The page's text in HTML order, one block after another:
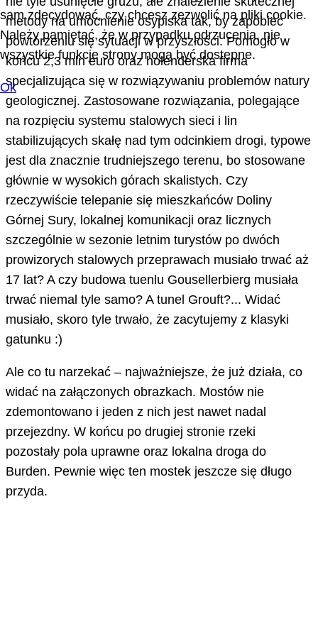
metody na umocnienie osypiska tak, by zapobiec
powtórzeniu się sytuacji w przyszłości. Pomogło w
końcu 2,3 mln euro oraz holenderska firma
specjalizująca się w rozwiązywaniu problemów natury
geologicznej. Zastosowane rozwiązania, polegające
na rozpięciu systemu stalowych sieci i lin
stabilizujących skałę nad tym odcinkiem drogi, typowe
jest dla znacznie trudniejszego terenu, bo stosowane
głównie w wysokich górach skalistych. Czy
rzeczywiście telepanie się mieszkańców Doliny
Górnej Sury, lokalnej komunikacji oraz licznych
szczególnie w sezonie letnim turystów po dwóch
prowizorych stalowych przeprawach musiało trwać aż
17 lat? A czy budowa tuenlu Gousellerbierg musiała
trwać niemal tyle samo? A tunel Grouft?... Widać
musiało, skoro tyle trwało, że zacytujemy z klasyki
gatunku :)
Ale co tu narzekać – najważniejsze, że już działa, co
widać na załączonych obrazkach. Mostów nie
zdemontowano i jeden z nich jest nawet nadal
przejezdny. W końcu po drugiej stronie rzeki
pozostały pola uprawne oraz lokalna droga do
Burden. Pewnie więc ten mostek jeszcze się długo
przyda.
sam zdecydować, czy chcesz zezwolić na pliki cookie.
Należy pamiętać, że w przypadku odrzucenia, nie
wszystkie funkcje strony mogą być dostępne.
Ok